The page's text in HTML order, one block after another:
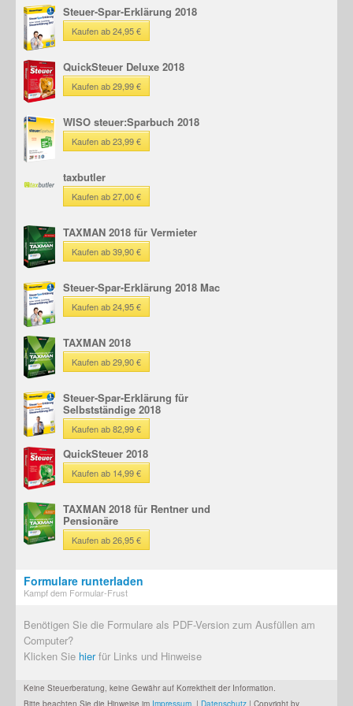
Steuer-Spar-Erklärung 2018
Kaufen ab 24,95 €
QuickSteuer Deluxe 2018
Kaufen ab 29,99 €
WISO steuer:Sparbuch 2018
Kaufen ab 23,99 €
taxbutler
Kaufen ab 27,00 €
TAXMAN 2018 für Vermieter
Kaufen ab 39,90 €
Steuer-Spar-Erklärung 2018 Mac
Kaufen ab 24,95 €
TAXMAN 2018
Kaufen ab 29,90 €
Steuer-Spar-Erklärung für
Selbstständige 2018
Kaufen ab 82,99 €
QuickSteuer 2018
Kaufen ab 14,99 €
TAXMAN 2018 für Rentner und
Pensionäre
Kaufen ab 26,95 €
Formulare runterladen
Kampf dem Formular-Frust
Benötigen Sie die Formulare als PDF-Version zum Ausfüllen am
Computer?
Klicken Sie hierfür Links und Hinweise
Keine Steuerberatung, keine Gewähr auf Korrektheit der Information.